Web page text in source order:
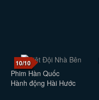
10/10
Phim Hàn Quốc
Hành động Hài Hước